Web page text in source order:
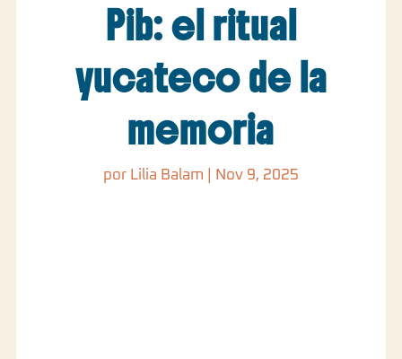
Pib: el ritual
yucateco de la
memoria
por Lilia Balam Nov 9, 2025